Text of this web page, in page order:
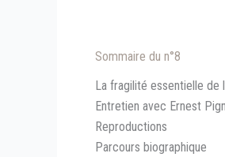
Sommaire du n°8
La fragilité essentielle de
Entretien avec Ernest
Reproductions
Parcours biographique